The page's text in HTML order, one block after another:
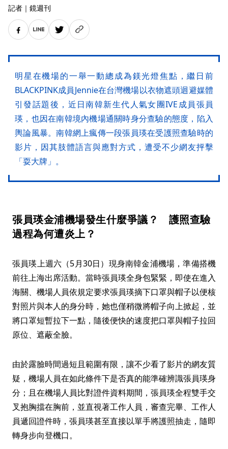
記者 ｜ 鏡週刊
明星在機場的一舉一動總成為鎂光燈焦點，繼日前
BLACKPINK成員Jennie在台灣機場以衣物遮頭迴避媒體
引發話題後，近日南韓新生代人氣女團IVE成員張員
瑛，也因在南韓境內機場通關時身分查驗的態度，陷入
輿論風暴。南韓網上瘋傳一段張員瑛在受護照查驗時的
影片，因其肢體語言與應對方式，遭受不少網友抨擊
「耍大牌」。
張員瑛金浦機場發生什麼爭議？ 護照查驗
過程為何遭炎上？
張員瑛上週六（5月30日）現身南韓金浦機場，準備搭機
前往上海出席活動。當時張員瑛全身包緊緊，即使在進入
海關、機場人員依規定要求張員瑛摘下口罩與帽子以便核
對照片與本人的身分時，她也僅稍微將帽子向上掀起，並
將口罩短暫拉下一點，隨後便快的速度把口罩與帽子拉回
原位、遮蔽全臉。
由於露臉時間過短且範圍有限，讓不少看了影片的網友質
疑，機場人員在如此條件下是否真的能準確辨識張員瑛身
分；且在機場人員比對證件資料期間，張員瑛全程雙手交
叉抱胸擋在胸前，並直視著工作人員，審查完畢、工作人
員遞回證件時，張員瑛甚至直接以單手將護照抽走，隨即
轉身步向登機口。